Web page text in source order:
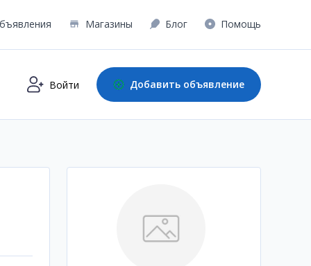
Магазины Блог Помощь
Войти Добавить объявление